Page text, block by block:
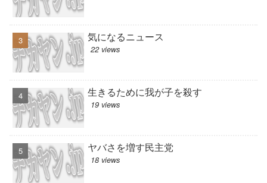
気になるニュース
22 views
生きるために我が子を殺す
19 views
ヤバさを増す民主党
18 views